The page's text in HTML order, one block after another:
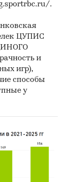
.
ЦУПИС
и
игр),
способы
у